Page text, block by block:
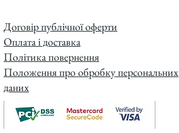
Договір публічної оферти
Оплата і доставка
Політика повернення
Положення про обробку персональних
даних